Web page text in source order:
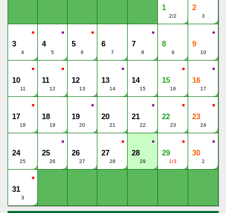
1
2/2
2
3
●
3
4
●
4
5
●
5
6
6
7
●
7
8
8
9
●
9
10
●
10
11
●
11
12
12
13
●
13
14
14
15
●
15
16
●
16
17
●
17
18
18
19
●
19
20
20
21
●
21
22
●
22
23
●
23
24
24
25
●
25
26
26
27
●
27
28
●
28
29
●
29
1/3
●
30
2
●
31
3